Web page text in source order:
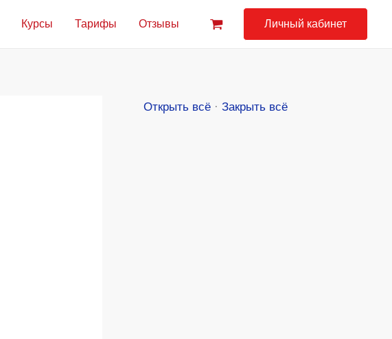
Курсы Тарифы Отзывы Личный кабинет
Открыть всё · Закрыть всё